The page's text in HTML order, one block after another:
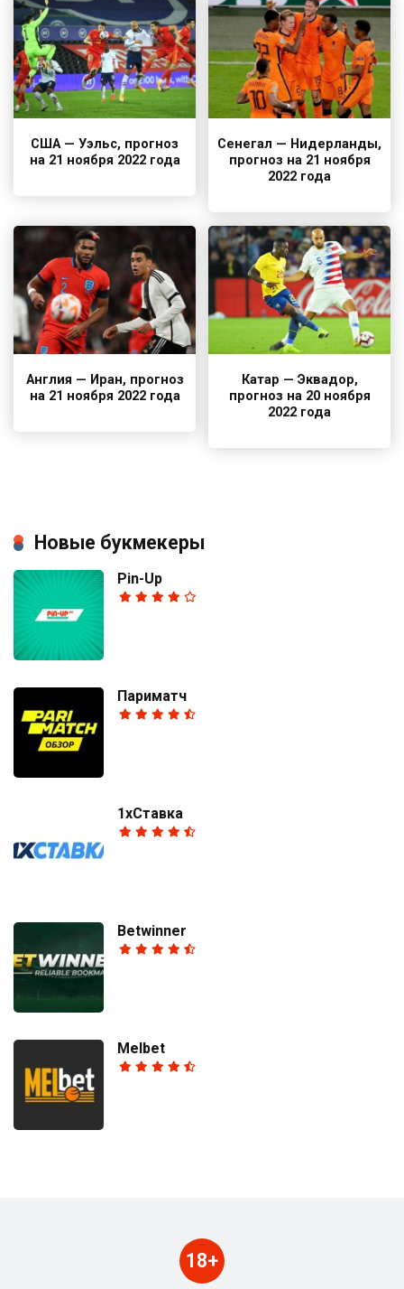
США — Уэльс, прогноз
на 21 ноября 2022 года
Сенегал — Нидерланды,
прогноз на 21 ноября
2022 года
Англия — Иран, прогноз
на 21 ноября 2022 года
Катар — Эквадор,
прогноз на 20 ноября
2022 года
Новые букмекеры
Pin-Up
Париматч
1хСтавка
Betwinner
Melbet
18+